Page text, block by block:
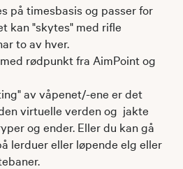
på timesbasis og passer for
kan "skytes" med rifle
to av hver.
rødpunkt fra AimPoint og
av våpenet/-ene er det
virtuelle verden og jakte
og ender. Eller du kan gå
lerduer eller løpende elg eller